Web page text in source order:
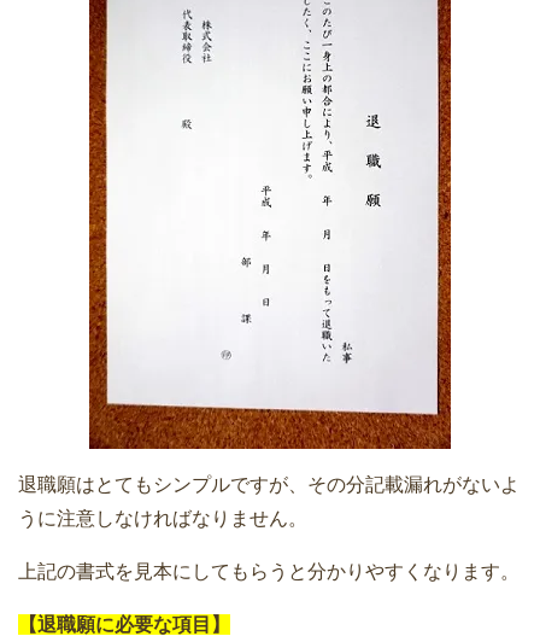
退職願はとてもシンプルですが、その分記載漏れがないよ
うに注意しなければなりません。
上記の書式を見本にしてもらうと分かりやすくなります。
【退職願に必要な項目】